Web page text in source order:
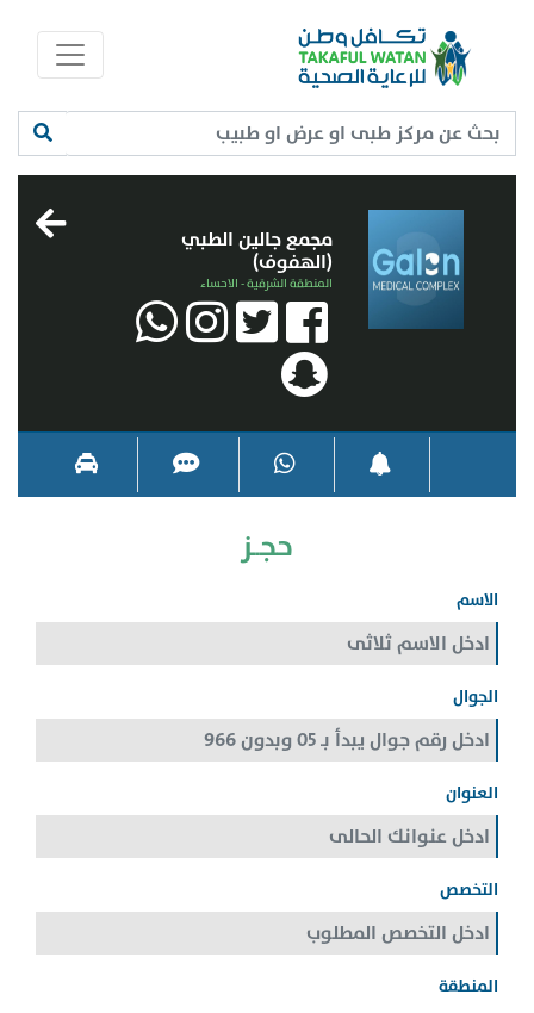
مجمع جالين الطبي
(الهفوف)
المنطقة الشرقية - الاحساء
حجــز
الاسم
الجوال
العنوان
التخصص
المنطقة